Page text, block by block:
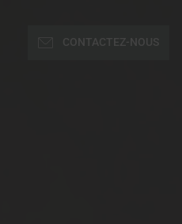
CONTACTEZ-NOUS